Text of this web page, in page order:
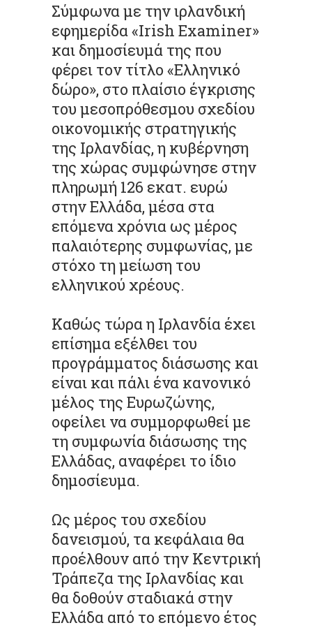
Σύμφωνα με την ιρλανδική
εφημερίδα «Irish Examiner»
και δημοσίευμά της που
φέρει τον τίτλο «Ελληνικό
δώρο», στο πλαίσιο έγκρισης
του μεσοπρόθεσμου σχεδίου
οικονομικής στρατηγικής
της Ιρλανδίας, η κυβέρνηση
της χώρας συμφώνησε στην
πληρωμή 126 εκατ. ευρώ
στην Ελλάδα, μέσα στα
επόμενα χρόνια ως μέρος
παλαιότερης συμφωνίας, με
στόχο τη μείωση του
ελληνικού χρέους.
Καθώς τώρα η Ιρλανδία έχει
επίσημα εξέλθει του
προγράμματος διάσωσης και
είναι και πάλι ένα κανονικό
μέλος της Ευρωζώνης,
οφείλει να συμμορφωθεί με
τη συμφωνία διάσωσης της
Ελλάδας, αναφέρει το ίδιο
δημοσίευμα.
Ως μέρος του σχεδίου
δανεισμού, τα κεφάλαια θα
προέλθουν από την Κεντρική
Τράπεζα της Ιρλανδίας και
θα δοθούν σταδιακά στην
Ελλάδα από το επόμενο έτος